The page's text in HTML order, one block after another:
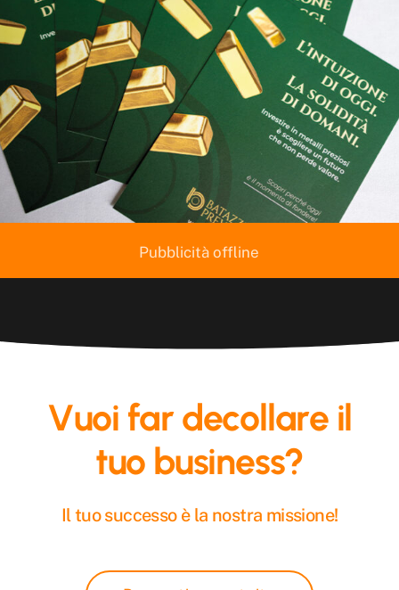
Pubblicità offline
Vuoi far decollare il
tuo business?
Il tuo successo è la nostra missione!